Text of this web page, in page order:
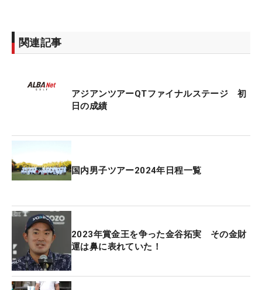
「68」で回り、4アンダー・4位タイ発進。日本勢最
上位につけた。
レイクビューリゾート＆GCを回った大槻智春が1イ
ーグル・4バーディ・3ボギーの「68」として3アン
ダー・8位タイ。池村寛世も同順位につけている。
「カシオワールドオープン」を制した鍋谷太一が1
アンダー・31位タイ。「ダンロップフェニックスオ
ープン」でアマチュア優勝を飾りプロ転向した杉浦
首位はともにLVを6アンダーで回ったニック・ボー
ク（ニュージーランド）とワン・ジョンフン（韓
国）。1打差の3位にカルロス・ピジェム（スペイ
ン）がつけている。
関連記事
アジアンツアーQTファイナルステージ 初
日の成績
国内男子ツアー2024年日程一覧
2023年賞金王を争った金谷拓実 その金財
運は鼻に表れていた！